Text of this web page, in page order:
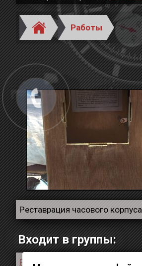
Работы
Реставрация часового
Входит в группы:
Ремонт напольных часов